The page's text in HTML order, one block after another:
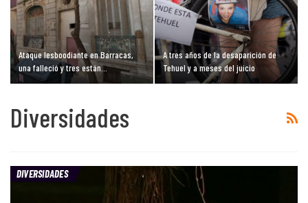
Ataque lesboodiante en Barracas,
una falleció y tres están…
A tres años de la desaparición de
Tehuel y a meses del juicio
Diversidades
DIVERSIDADES